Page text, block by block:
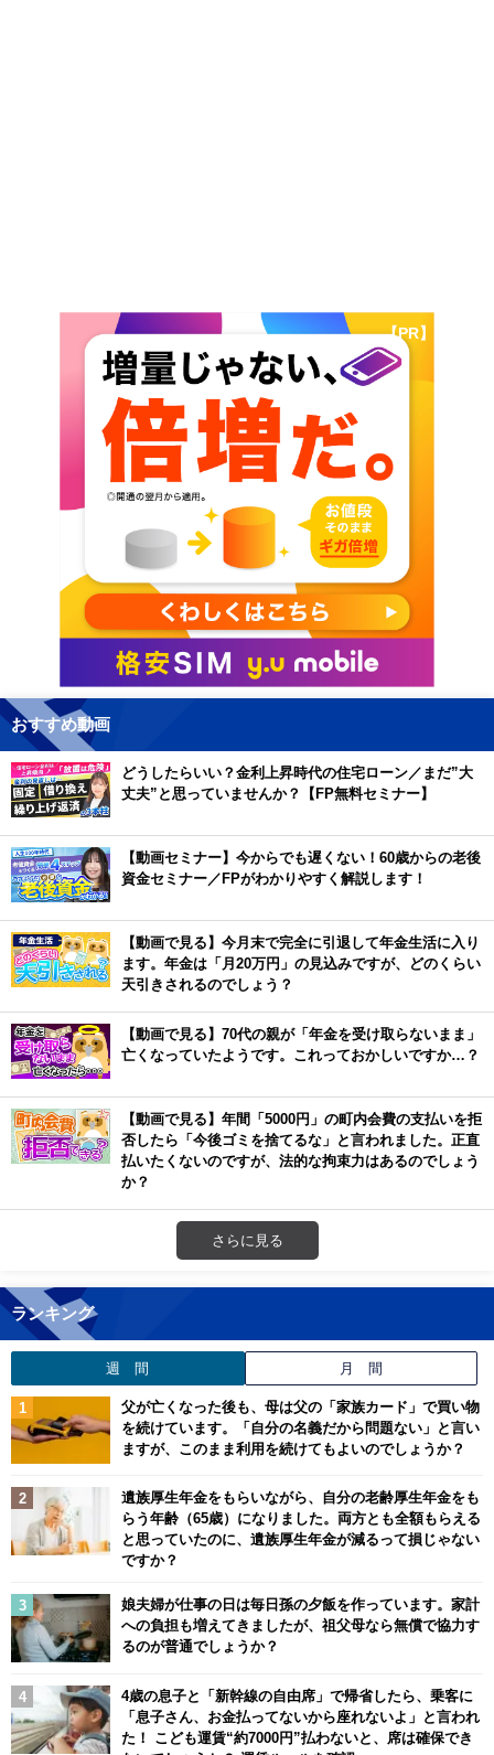
【PR】
おすすめ動画
どうしたらいい？金利上昇時代の住宅ローン／まだ”大
丈夫”と思っていませんか？【FP無料セミナー】
【動画セミナー】今からでも遅くない！60歳からの老後
資金セミナー／FPがわかりやすく解説します！
【動画で見る】今月末で完全に引退して年金生活に入り
ます。年金は「月20万円」の見込みですが、どのくらい
天引きされるのでしょう？
【動画で見る】70代の親が「年金を受け取らないまま」
亡くなっていたようです。これっておかしいですか…？
【動画で見る】年間「5000円」の町内会費の支払いを拒
否したら「今後ゴミを捨てるな」と言われました。正直
払いたくないのですが、法的な拘束力はあるのでしょう
か？
さらに見る
ランキング
週 間 月 間
父が亡くなった後も、母は父の「家族カード」で買い物
を続けています。「自分の名義だから問題ない」と言い
ますが、このまま利用を続けてもよいのでしょうか？
遺族厚生年金をもらいながら、自分の老齢厚生年金をも
らう年齢（65歳）になりました。両方とも全額もらえる
と思っていたのに、遺族厚生年金が減るって損じゃない
ですか？
娘夫婦が仕事の日は毎日孫の夕飯を作っています。家計
への負担も増えてきましたが、祖父母なら無償で協力す
るのが普通でしょうか？
4歳の息子と「新幹線の自由席」で帰省したら、乗客に
「息子さん、お金払ってないから座れないよ」と言われ
た！ こども運賃“約7000円”払わないと、席は確保でき